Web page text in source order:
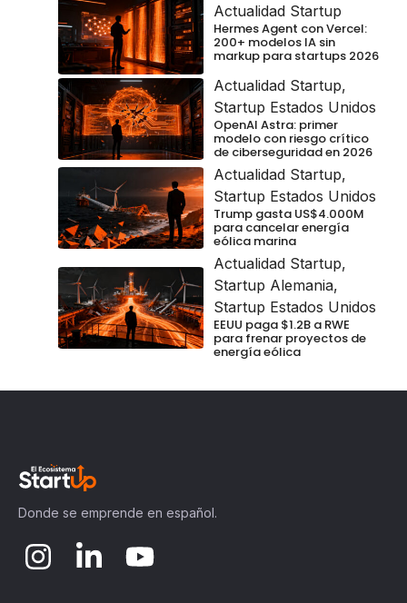
Actualidad Startup
Hermes Agent con Vercel:
200+ modelos IA sin
markup para startups 2026
Actualidad Startup,
Startup Estados Unidos
OpenAI Astra: primer
modelo con riesgo crítico
de ciberseguridad en 2026
Actualidad Startup,
Startup Estados Unidos
Trump gasta US$4.000M
para cancelar energía
eólica marina
Actualidad Startup,
Startup Alemania,
Startup Estados Unidos
EEUU paga $1.2B a RWE
para frenar proyectos de
energía eólica
Donde se emprende en español.